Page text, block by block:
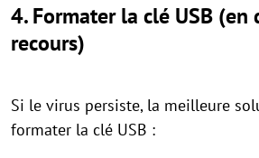
4. Formater la clé USB (en
recours)
Si le virus persiste, la meilleure
formater la clé USB :